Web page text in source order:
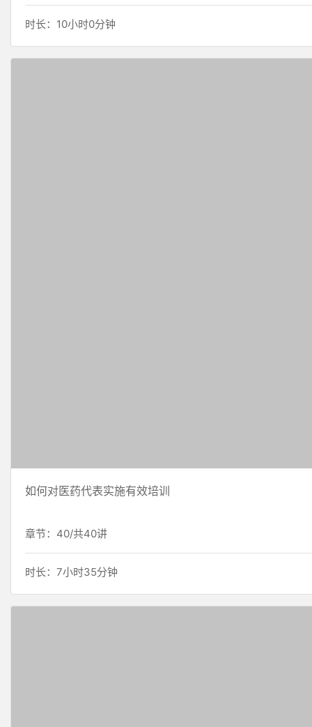
时长：10小时0分钟
如何对医药代表实施有效培训
章节：40/共40讲
时长：7小时35分钟